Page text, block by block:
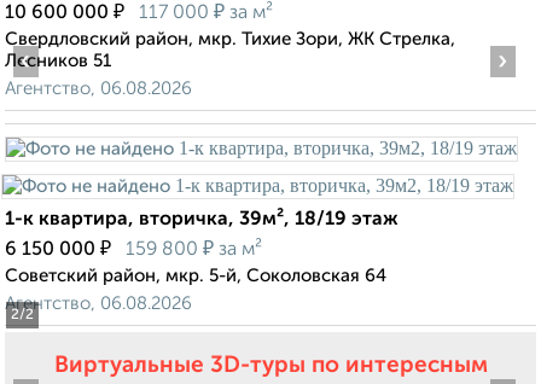
10 600 000 ₽ 117 000 ₽ за м²
Свердловский район, мкр. Тихие Зори, ЖК Стрелка,
Лесников 51
Агентство, 06.08.2026
2/2
‹ ›
1-к квартира, вторичка, 39м², 18/19 этаж
6 150 000 ₽ 159 800 ₽ за м²
Советский район, мкр. 5-й, Соколовская 64
Агентство, 06.08.2026
Виртуальные 3D-туры по интересным